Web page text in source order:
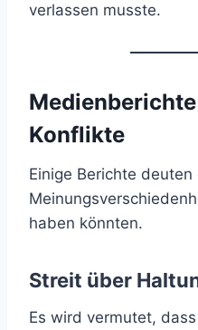
verlassen musste.
Konflikte
Einige Berichte
haben könnten.
Streit über
Es wird vermutet,